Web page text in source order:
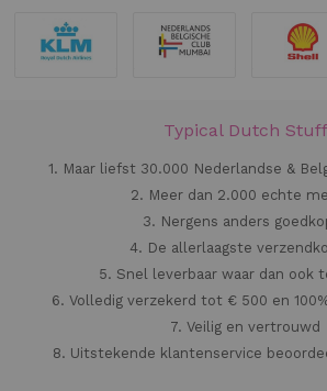
Typical Dutch Stuff
1. Maar liefst 30.000 Nederlandse &
2. Meer dan 2.000 echte
3. Nergens anders
4. De allerlaagste
5. Snel leverbaar waar dan ook
6. Volledig verzekerd tot € 500 en
7. Veilig en vertrouwd
8. Uitstekende klantenservice